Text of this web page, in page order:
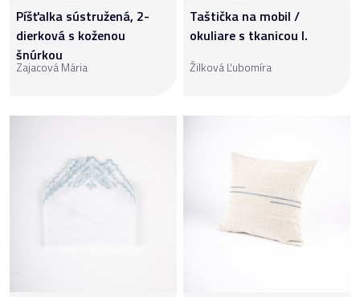
Píšťalka sústružená, 2-
dierková s koženou
šnúrkou
Zajacová Mária
Taštička na mobil /
okuliare s tkanicou I.
Žilková Ľubomíra